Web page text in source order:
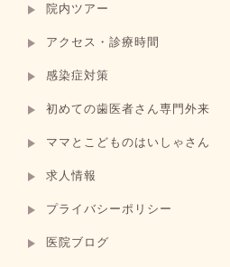
院内ツアー
アクセス・診療時間
感染症対策
初めての歯医者さん専門外来
ママとこどものはいしゃさん
求人情報
プライバシーポリシー
医院ブログ